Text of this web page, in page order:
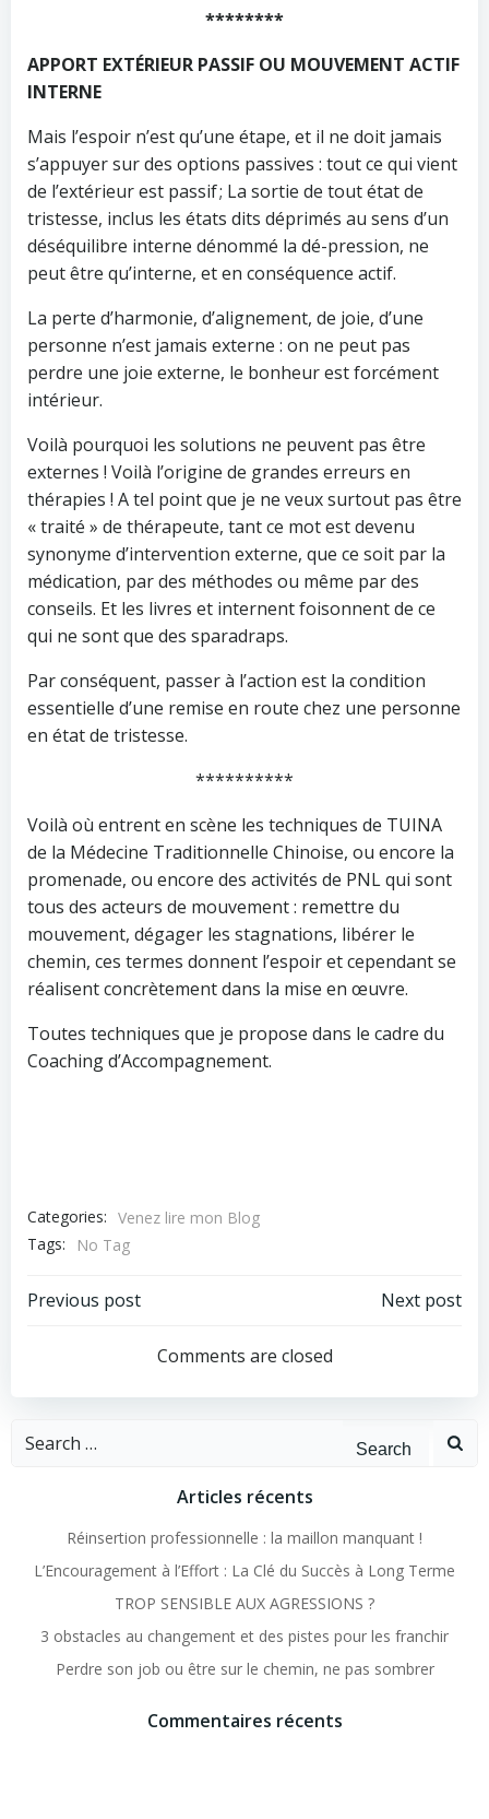
********
APPORT EXTÉRIEUR PASSIF OU MOUVEMENT ACTIF
INTERNE
Mais l’espoir n’est qu’une étape, et il ne doit jamais
s’appuyer sur des options passives : tout ce qui vient
de l’extérieur est passif ; La sortie de tout état de
tristesse, inclus les états dits déprimés au sens d’un
déséquilibre interne dénommé la dé-pression, ne
peut être qu’interne, et en conséquence actif.
La perte d’harmonie, d’alignement, de joie, d’une
personne n’est jamais externe : on ne peut pas
perdre une joie externe, le bonheur est forcément
intérieur.
Voilà pourquoi les solutions ne peuvent pas être
externes ! Voilà l’origine de grandes erreurs en
thérapies ! A tel point que je ne veux surtout pas être
« traité » de thérapeute, tant ce mot est devenu
synonyme d’intervention externe, que ce soit par la
médication, par des méthodes ou même par des
conseils. Et les livres et internent foisonnent de ce
qui ne sont que des sparadraps.
Par conséquent, passer à l’action est la condition
essentielle d’une remise en route chez une personne
en état de tristesse.
**********
Voilà où entrent en scène les techniques de TUINA
de la Médecine Traditionnelle Chinoise, ou encore la
promenade, ou encore des activités de PNL qui sont
tous des acteurs de mouvement : remettre du
mouvement, dégager les stagnations, libérer le
chemin, ces termes donnent l’espoir et cependant se
réalisent concrètement dans la mise en œuvre.
Toutes techniques que je propose dans le cadre du
Coaching d’Accompagnement.
Categories: Venez lire mon Blog
Tags:
No Tag
Navigation
l’article
Previous post
Navigation
de
l’article
Next post
Comments are closed
Search
Articles récents
Réinsertion professionnelle : la maillon manquant !
L’Encouragement à l’Effort : La Clé du Succès à Long Terme
TROP SENSIBLE AUX AGRESSIONS ?
3 obstacles au changement et des pistes pour les franchir
Perdre son job ou être sur le chemin, ne pas sombrer
Commentaires récents